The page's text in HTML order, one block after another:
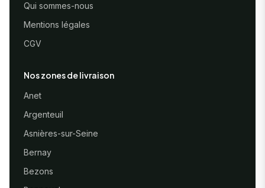
Qui sommes-nous
Mentions légales
CGV
Nos zones de livraison
Anet
Argenteuil
Asnières-sur-Seine
Bernay
Bezons